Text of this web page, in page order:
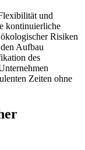
und
kontinuierliche
Risiken
Aufbau
des
Zeiten ohne